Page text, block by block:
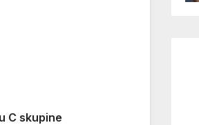
C skupine